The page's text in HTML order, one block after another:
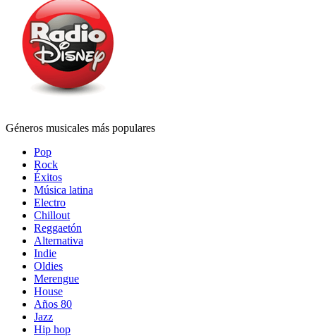
Géneros musicales más populares
Pop
Rock
Éxitos
Música latina
Electro
Chillout
Reggaetón
Alternativa
Indie
Oldies
Merengue
House
Años 80
Jazz
Hip hop